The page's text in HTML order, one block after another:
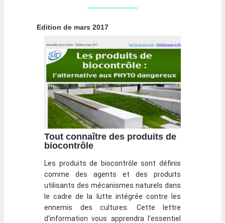
Edition de mars 2017
Tout connaître des produits de
biocontrôle
Les produits de biocontrôle sont définis
comme des agents et des produits
utilisants des mécanismes naturels dans
le cadre de la lutte intégrée contre les
ennemis des cultures. Cette lettre
d'information vous apprendra l'essentiel